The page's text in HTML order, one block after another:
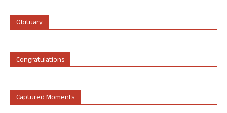
Obituary
Congratulations
Captured Moments